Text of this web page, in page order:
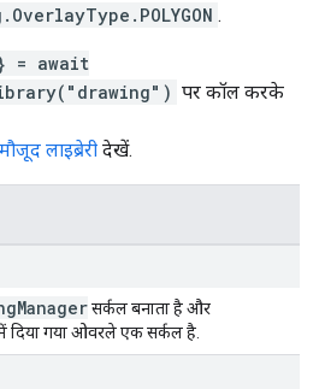
.
= await
पर कॉल करके
लाइब्रेरी देखें.
Managerसर्कल बनाता है और
दिया गया ओवरले एक सर्कल है.